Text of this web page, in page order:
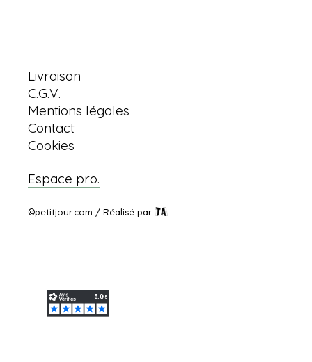
Livraison
C.G.V.
Mentions légales
Contact
Cookies
Espace pro.
©petitjour.com / Réalisé par